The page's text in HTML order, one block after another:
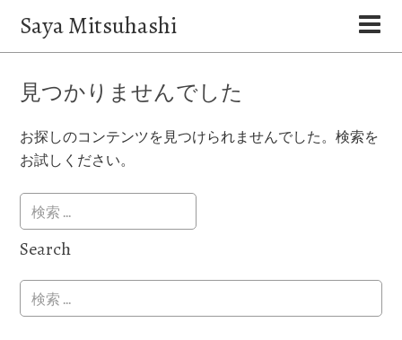
Saya Mitsuhashi
見つかりませんでした
お探しのコンテンツを見つけられませんでした。検索を
お試しください。
Search